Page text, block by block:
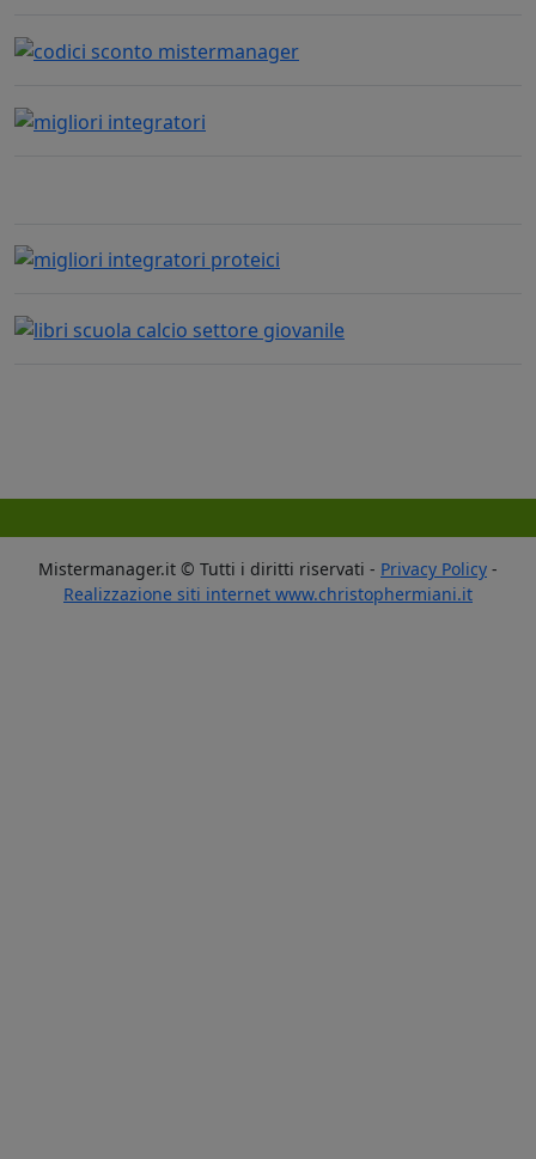
Mistermanager.it © Tutti i diritti riservati - Privacy Policy -
Realizzazione siti internet www.christophermiani.it